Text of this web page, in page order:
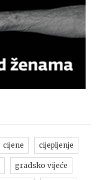
cijene cijepljenje
gradsko vijeće